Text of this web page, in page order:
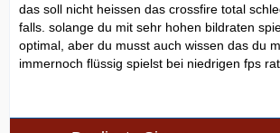
das soll nicht heissen das crossfire total
falls. solange du mit sehr hohen bildraten
optimal, aber du musst auch wissen das du
immernoch flüssig spielst bei niedrigen fps